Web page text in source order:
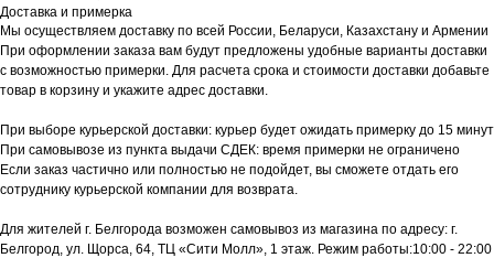
Доставка и примерка
Мы осуществляем доставку по всей России, Беларуси, Казахстану и Армении
При оформлении заказа вам будут предложены удобные варианты доставки
с возможностью примерки. Для расчета срока и стоимости доставки добавьте
товар в корзину и укажите адрес доставки.
При выборе курьерской доставки: курьер будет ожидать примерку до 15 минут
При самовывозе из пункта выдачи СДЕК: время примерки не ограничено
Если заказ частично или полностью не подойдет, вы сможете отдать его
сотруднику курьерской компании для возврата.
Для жителей г. Белгорода возможен самовывоз из магазина по адресу: г.
Белгород, ул. Щорса, 64, ТЦ «Сити Молл», 1 этаж. Режим работы:10:00 - 22:00